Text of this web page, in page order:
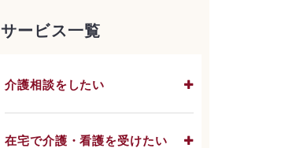
サービス一覧
介護相談をしたい
在宅で介護・看護を受けたい